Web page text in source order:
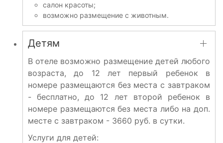
салон красоты;
возможно размещение с животным.
Детям
В отеле возможно размещение детей любого
возраста, до 12 лет первый ребенок в
номере размещаются без места с завтраком
- бесплатно, до 12 лет второй ребенок в
номере размещаются без места либо на доп.
месте с завтраком - 3660 руб. в сутки.
Услуги для детей: